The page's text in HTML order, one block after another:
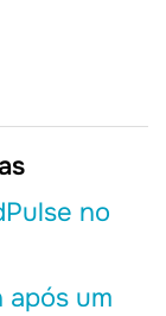
no
após um